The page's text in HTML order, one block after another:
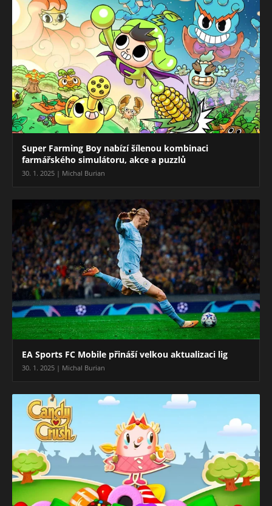
Super Farming Boy nabízí šílenou kombinaci
farmářského simulátoru, akce a puzzlů
30. 1. 2025 | Michal Burian
EA Sports FC Mobile přináší velkou aktualizaci lig
30. 1. 2025 | Michal Burian